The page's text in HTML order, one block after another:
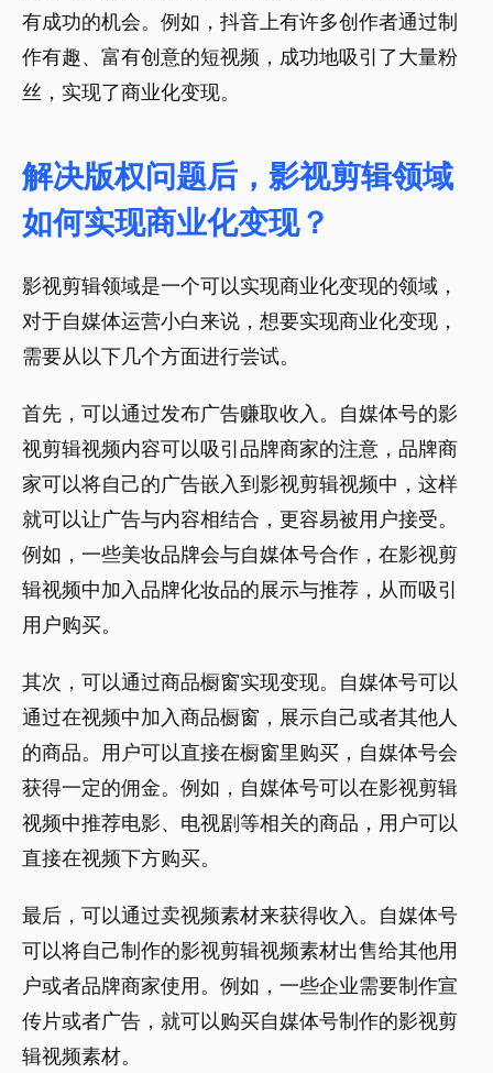
有成功的机会。例如，抖音上有许多创作者通过制
作有趣、富有创意的短视频，成功地吸引了大量粉
丝，实现了商业化变现。
解决版权问题后，影视剪辑领域
如何实现商业化变现？
影视剪辑领域是一个可以实现商业化变现的领域，
对于自媒体运营小白来说，想要实现商业化变现，
需要从以下几个方面进行尝试。
首先，可以通过发布广告赚取收入。自媒体号的影
视剪辑视频内容可以吸引品牌商家的注意，品牌商
家可以将自己的广告嵌入到影视剪辑视频中，这样
就可以让广告与内容相结合，更容易被用户接受。
例如，一些美妆品牌会与自媒体号合作，在影视剪
辑视频中加入品牌化妆品的展示与推荐，从而吸引
用户购买。
其次，可以通过商品橱窗实现变现。自媒体号可以
通过在视频中加入商品橱窗，展示自己或者其他人
的商品。用户可以直接在橱窗里购买，自媒体号会
获得一定的佣金。例如，自媒体号可以在影视剪辑
视频中推荐电影、电视剧等相关的商品，用户可以
直接在视频下方购买。
最后，可以通过卖视频素材来获得收入。自媒体号
可以将自己制作的影视剪辑视频素材出售给其他用
户或者品牌商家使用。例如，一些企业需要制作宣
传片或者广告，就可以购买自媒体号制作的影视剪
辑视频素材。